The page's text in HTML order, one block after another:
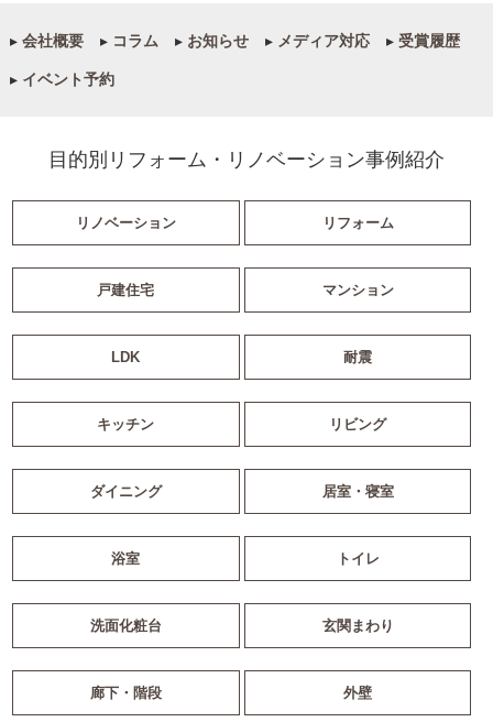
▸会社概要 ▸コラム ▸お知らせ ▸メディア対応 ▸受賞履歴
▸イベント予約
目的別リフォーム・リノベーション事例紹介
リノベーション リフォーム
戸建住宅 マンション
LDK 耐震
キッチン リビング
ダイニング 居室・寝室
浴室 トイレ
洗面化粧台 玄関まわり
廊下・階段 外壁